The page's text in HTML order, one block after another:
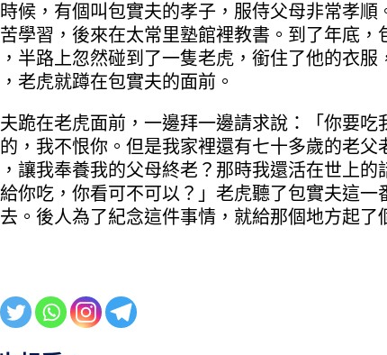
，有個叫包實夫的孝子，服侍父母非常孝順
學習，後來在太常里塾館裡教書。到了年底，
半路上忽然碰到了一隻老虎，銜住了他的衣服
老虎就蹲在包實夫的面前。
在老虎面前，一邊拜一邊請求說：「你要吃
，我不恨你。但是我家裡還有七十多歲的老父
讓我奉養我的父母終老？那時我還活在世上的
你吃，你看可不可以？」老虎聽了包實夫這一
。後人為了紀念這件事情，就給那個地方起了